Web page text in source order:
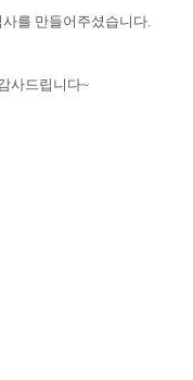
를 만들어주셨습니다.
사드립니다~